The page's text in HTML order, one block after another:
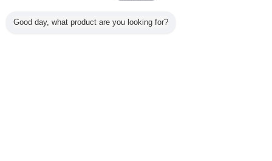
ดอกไม้เองพิมพ์ผ้า
วินเทจเบาะผ้า
ร่วมสมัยแปลกพิมพ์
ผ้า, ชุดกีฬา / ชุดสูท
กันสาดลายสก๊อต /
ผ้าปูที่นอน / ผ้าม่าน
Good day, what product are you looking for?